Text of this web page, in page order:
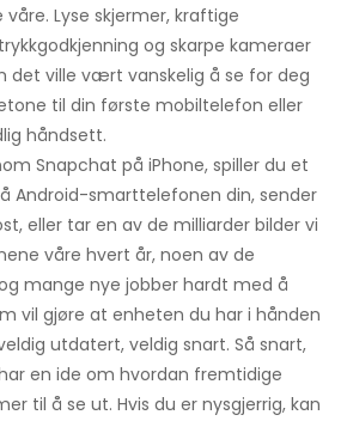
Lyse skjermer, kraftige
og skarpe kameraer
det ville vært vanskelig å se for deg
til din første mobiltelefon eller
håndsett.
Snapchat på iPhone, spiller du et
Android-smarttelefonen din, sender
eller tar en av de milliarder bilder vi
våre hvert år, noen av de
mange nye jobber hardt med å
vil gjøre at enheten du har i hånden
utdatert, veldig snart. Så snart,
en ide om hvordan fremtidige
til å se ut. Hvis du er nysgjerrig, kan